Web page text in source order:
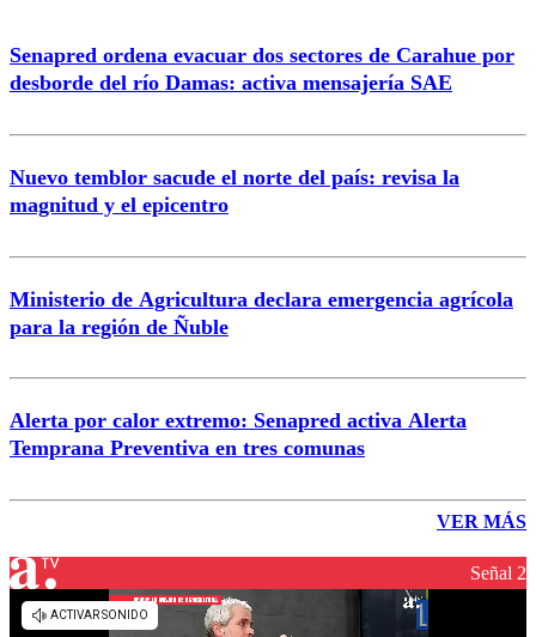
Senapred ordena evacuar dos sectores de Carahue por
desborde del río Damas: activa mensajería SAE
Nuevo temblor sacude el norte del país: revisa la
magnitud y el epicentro
Ministerio de Agricultura declara emergencia agrícola
para la región de Ñuble
Alerta por calor extremo: Senapred activa Alerta
Temprana Preventiva en tres comunas
VER MÁS
Señal 2